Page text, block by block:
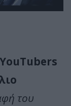
YouTubers
του